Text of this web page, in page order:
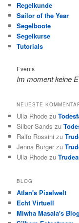
Regelkunde
Sailor of the Year
Segelboote
Segelkurse
Tutorials
Events
Im moment keine
NEUESTE
Ulla Rhode zu
Silber Sands zu
Ralfo Rossini zu
Jenna Burger zu
Ulla Rhode zu
BLOG
Atlan's Pixelwelt
Echt Virtuell
Miwha Masala's Blog